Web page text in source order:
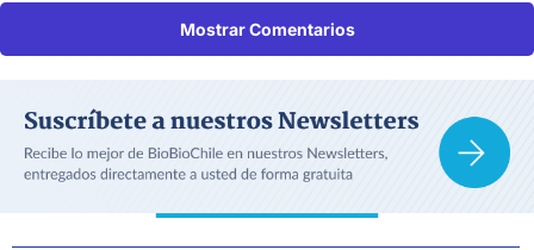
Mostrar Comentarios